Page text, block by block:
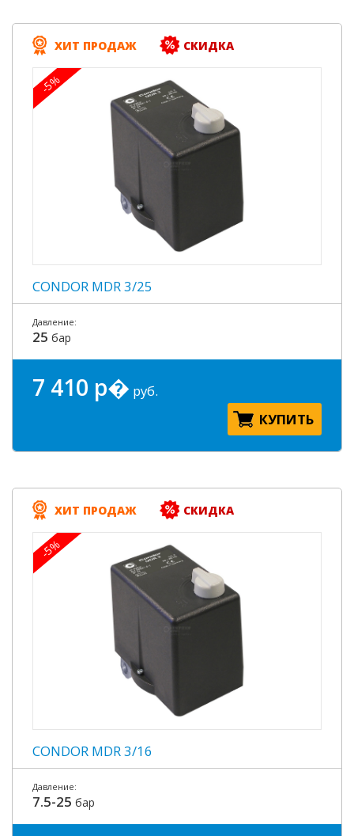
ХИТ ПРОДАЖ СКИДКА
-5%
CONDOR MDR 3/25
Давление:
25 бар
7 410 р� руб.
КУПИТЬ
ХИТ ПРОДАЖ СКИДКА
-5%
CONDOR MDR 3/16
Давление:
7.5-25 бар